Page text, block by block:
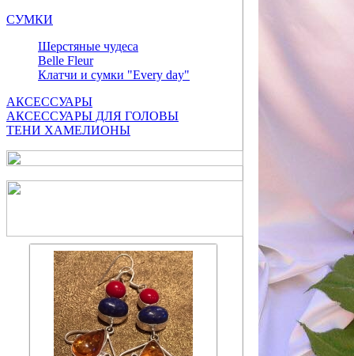
СУМКИ
Шерстяные чудеса
Belle Fleur
Клатчи и сумки "Every day"
АКСЕССУАРЫ
АКСЕССУАРЫ ДЛЯ ГОЛОВЫ
ТЕНИ ХАМЕЛИОНЫ